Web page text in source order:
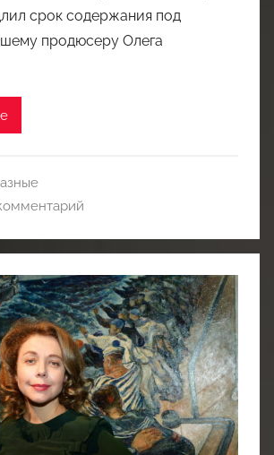
срок содержания под
продюсеру Олега